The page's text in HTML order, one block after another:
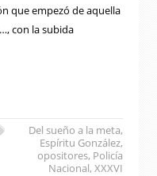
que empezó de aquella
con la subida
Del sueño a la meta,
Espíritu González,
opositores, Policía
Nacional,XXXVI